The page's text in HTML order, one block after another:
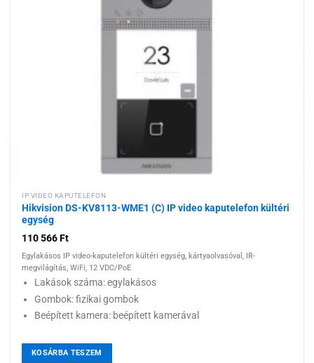
IP VIDEO KAPUTELEFON
Hikvision DS-KV8113-WME1 (C) IP video kaputelefon kültéri
egység
110 566Ft
Egylakásos IP video-kaputelefon kültéri egység, kártyaolvasóval, IR-
megvilágítás, WiFi, 12 VDC/PoE
Lakások száma: egylakásos
Gombok: fizikai gombok
Beépített kamera: beépített kamerával
KOSÁRBA TESZEM